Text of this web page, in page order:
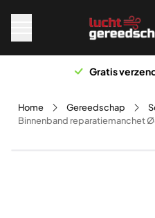
Gratis
Home Gereedschap
Binnenband reparatiemanchet